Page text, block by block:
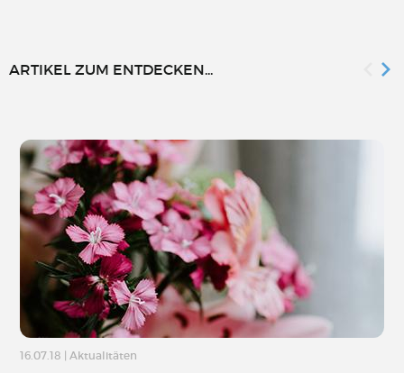
ARTIKEL ZUM ENTDECKEN...
16.07.18 Aktualitäten